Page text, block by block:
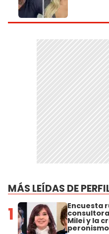
MÁS LEÍDAS DE
1 Encuesta
Milei y la
peronismo